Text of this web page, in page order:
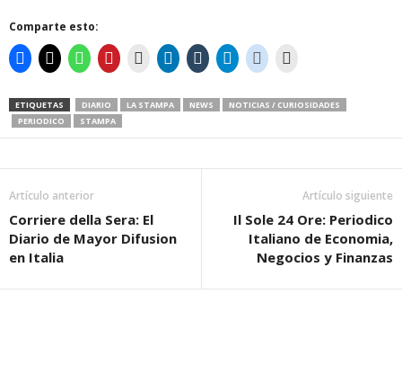
Comparte esto:
ETIQUETAS DIARIO LA STAMPA NEWS
NOTICIAS / CURIOSIDADES
PERIODICO
STAMPA
Artículo anterior
Corriere della Sera: El
Diario de Mayor Difusion
en Italia
Artículo siguiente
Il Sole 24 Ore: Periodico
Italiano de Economia,
Negocios y Finanzas